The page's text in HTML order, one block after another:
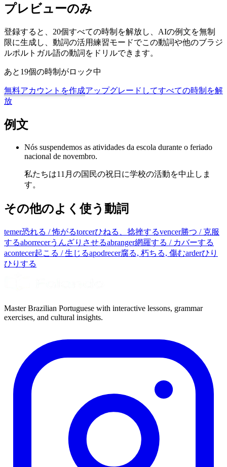
プレビューのみ
登録すると、20個すべての時制を解放し、AIの例文を無制
限に生成し、動詞の活用練習モードでこの動詞や他のブラジ
ルポルトガル語の動詞をドリルできます。
あと19個の時制がロック中
無料アカウントを作成アップグレードしてすべての時制を解
放
例文
Nós suspendemos as atividades da escola durante o feriado
nacional de novembro.
私たちは11月の国民の祝日に学校の活動を中止しま
す。
その他のよく使う動詞
temer恐れる / 怖がるtorcerひねる、捻挫するvencer勝つ / 克服
するaborrecerうんざりさせるabranger網羅する / カバーする
acontecer起こる / 生じるapodrecer腐る, 朽ちる, 傷むarderひり
ひりする
Master Brazilian Portuguese with interactive lessons, grammar
exercises, and cultural insights.